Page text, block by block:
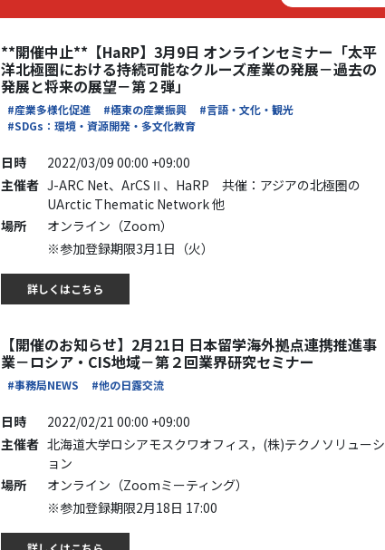
**開催中止**【HaRP】3月9日 オンラインセミナー「太平
洋北極圏における持続可能なクルーズ産業の発展－過去の
発展と将来の展望－第２弾」
#産業多様化促進 #極東の産業振興
#言語・文化・観光
#SDGs：環境・資源開発・多文化教育
日時
2022/03/09 00:00 +09:00
主催者 J-ARC Net、ArCSⅡ、HaRP 共催：アジアの北極圏の
UArctic Thematic Network 他
場所
オンライン（Zoom）
※参加登録期限3月1日（火）
詳しくはこちら
【開催のお知らせ】2月21日 日本留学海外拠点連携推進事
業－ロシア・CIS地域－第２回業界研究セミナー
#事務局NEWS #他の日露交流
日時
2022/02/21 00:00 +09:00
主催者 北海道大学ロシアモスクワオフィス，(株)テクノソリューシ
ョン
場所
オンライン（Zoomミーティング）
※参加登録期限2月18日 17:00